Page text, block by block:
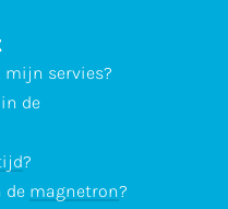
mijn servies?
de
?
de magnetron?